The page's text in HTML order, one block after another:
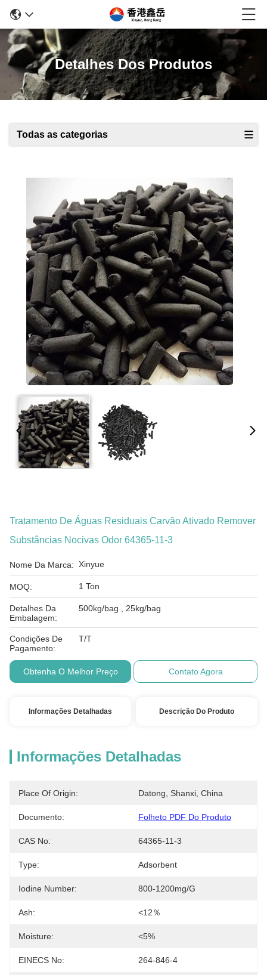
Detalhes Dos Produtos
Todas as categorias
Tratamento De Águas Residuais Carvão Ativado Remover
Substâncias Nocivas Odor 64365-11-3
Nome Da Marca: Xinyue
MOQ: 1 Ton
Detalhes Da
Embalagem:
500kg/bag , 25kg/bag
Condições De
Pagamento:
T/T
Obtenha O Melhor Preço Contato Agora
Informações Detalhadas Descrição Do Produto
Informações Detalhadas
Place Of Origin: Datong, Shanxi, China
Documento: Folheto PDF Do Produto
CAS No: 64365-11-3
Type: Adsorbent
Iodine Number: 800-1200mg/g
Ash: <12％
Moisture: <5%
EINECS No: 264-846-4